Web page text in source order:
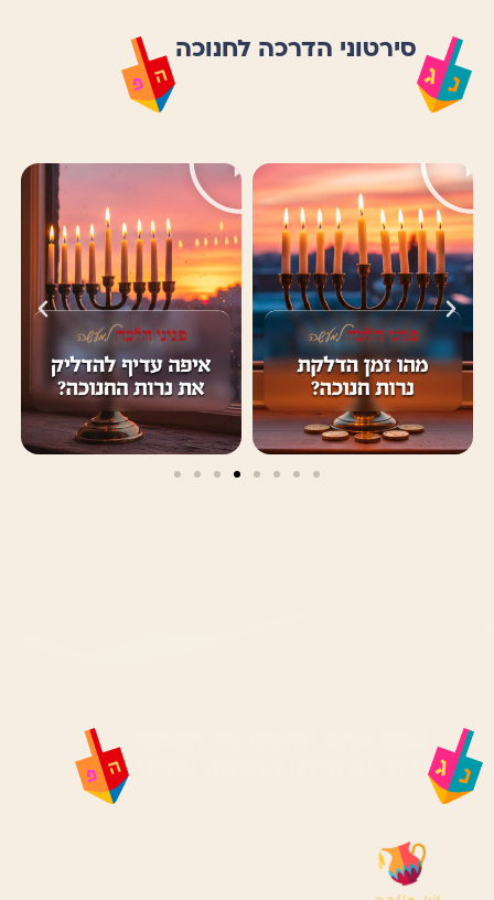
סירטוני הדרכה לחנוכה